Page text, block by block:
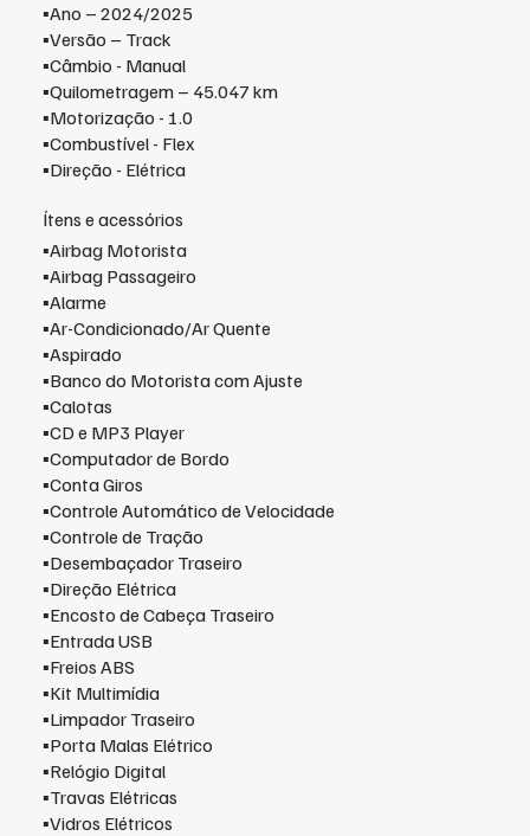
▪️Ano – 2024/2025
▪️Versão – Track
▪️Câmbio - Manual
▪️Quilometragem – 45.047 km
▪️Motorização - 1.0
▪️Combustível - Flex
▪️Direção - Elétrica
​Ítens e acessórios
▪️Airbag Motorista
▪️Airbag Passageiro
▪️Alarme
▪️Ar-Condicionado/Ar Quente
▪️Aspirado
▪️Banco do Motorista com Ajuste
▪️Calotas
▪️CD e MP3 Player
▪️Computador de Bordo
▪️Conta Giros
▪️Controle Automático de Velocidade
▪️Controle de Tração
▪️Desembaçador Traseiro
▪️Direção Elétrica
▪️Encosto de Cabeça Traseiro
▪️Entrada USB
▪️Freios ABS
▪️Kit Multimídia
▪️Limpador Traseiro
▪️Porta Malas Elétrico
▪️Relógio Digital
▪️Travas Elétricas
▪️Vidros Elétricos